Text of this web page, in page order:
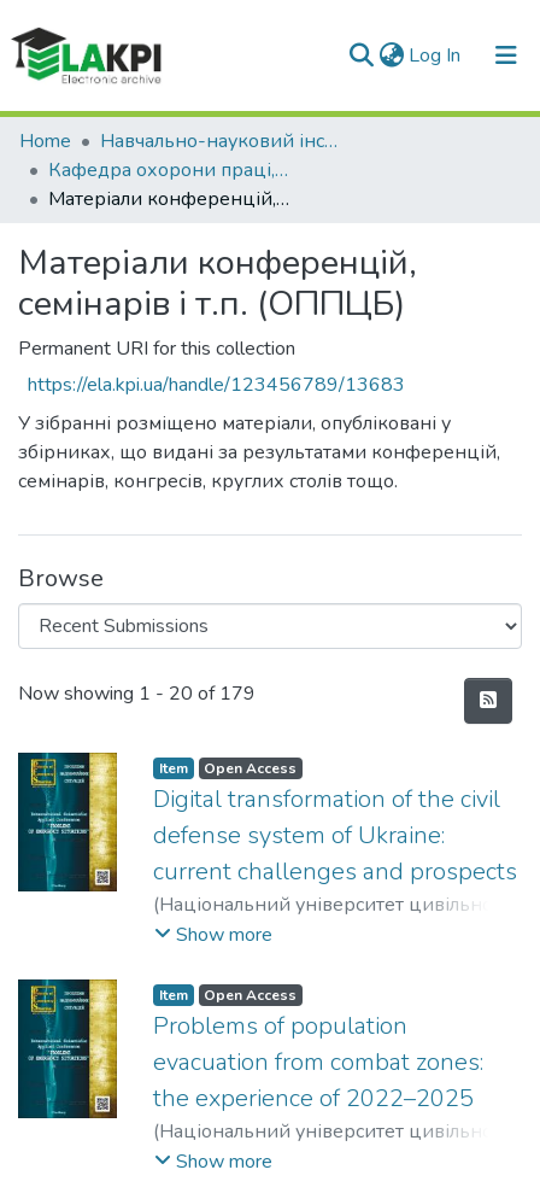
Log In (current)
Communities & Collections
All of DSpace
Home
Навчально-науковий інститут енергозбереження та енергоменеджменту (НН ІЕЕ)
Кафедра охорони праці, промислової та цивільної безпеки (ОППЦБ)
Матеріали конференцій, семінарів і т.п. (ОППЦБ)
Матеріали конференцій,
семінарів і т.п. (ОППЦБ)
Permanent URI for this collection
https://ela.kpi.ua/handle/123456789/13683
У зібранні розміщено матеріали, опубліковані у
збірниках, що видані за результатами конференцій,
семінарів, конгресів, круглих столів тощо.
Browse
Recent Submissions
Now showing 1 - 20 of 179
Item Open Access
Digital transformation of the civil
defense system of Ukraine:
current challenges and prospects
(Національний університет цивільного
захисту України
Show more
Item Open Access
Problems of population
evacuation from combat zones:
the experience of 2022–2025
(Національний університет цивільного
захисту України
Show more